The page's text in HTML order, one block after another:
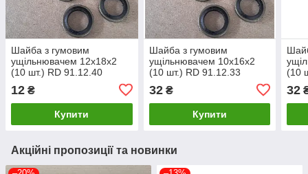
Шайба з гумовим
ущільнювачем 12х18х2
(10 шт.) RD 91.12.40
12 ₴
Купити
Шайба з гумовим
ущільнювачем 10х16х2
(10 шт.) RD 91.12.33
32₴
Купити
(10
32
Акційні пропозиції та новинки